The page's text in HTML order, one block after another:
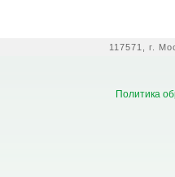
117571, г.
Политика